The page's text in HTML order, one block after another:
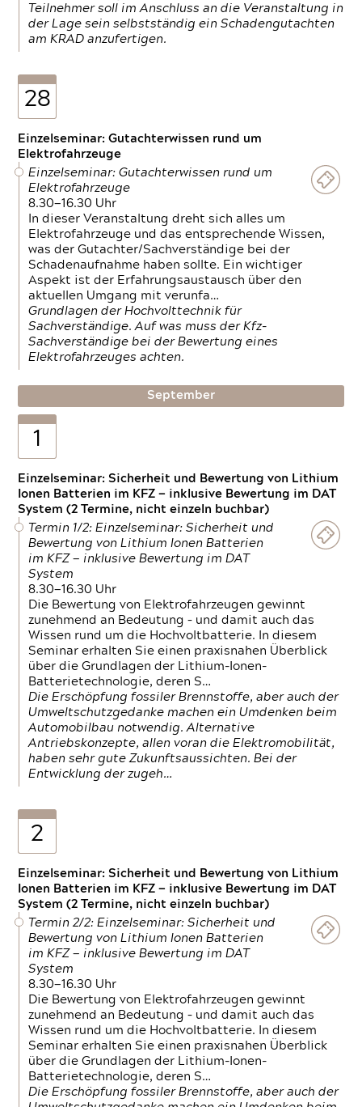
Teilnehmer soll im Anschluss an die Veranstaltung in
der Lage sein selbstständig ein Schadengutachten
am KRAD anzufertigen.
28
Einzelseminar: Gutachterwissen rund um
Elektrofahrzeuge
Einzelseminar: Gutachterwissen rund um
Elektrofahrzeuge
8.30—16.30 Uhr
In dieser Veranstaltung dreht sich alles um
Elektrofahrzeuge und das entsprechende Wissen,
was der Gutachter/Sachverständige bei der
Schadenaufnahme haben sollte. Ein wichtiger
Aspekt ist der Erfahrungsaustausch über den
aktuellen Umgang mit verunfa…
Grundlagen der Hochvolttechnik für
Sachverständige. Auf was muss der Kfz-
Sachverständige bei der Bewertung eines
Elektrofahrzeuges achten.
September
1
Einzelseminar: Sicherheit und Bewertung von Lithium
Ionen Batterien im KFZ — inklusive Bewertung im DAT
System (2 Termine, nicht einzeln buchbar)
Termin 1/2: Einzelseminar: Sicherheit und
Bewertung von Lithium Ionen Batterien
im KFZ — inklusive Bewertung im DAT
System
8.30—16.30 Uhr
Die Bewertung von Elektrofahrzeugen gewinnt
zunehmend an Bedeutung – und damit auch das
Wissen rund um die Hochvoltbatterie. In diesem
Seminar erhalten Sie einen praxisnahen Überblick
über die Grundlagen der Lithium-Ionen-
Batterietechnologie, deren S…
Die Erschöpfung fossiler Brennstoffe, aber auch der
Umweltschutzgedanke machen ein Umdenken beim
Automobilbau notwendig. Alternative
Antriebskonzepte, allen voran die Elektromobilität,
haben sehr gute Zukunftsaussichten. Bei der
Entwicklung der zugeh…
2
Einzelseminar: Sicherheit und Bewertung von Lithium
Ionen Batterien im KFZ — inklusive Bewertung im DAT
System (2 Termine, nicht einzeln buchbar)
Termin 2/2: Einzelseminar: Sicherheit und
Bewertung von Lithium Ionen Batterien
im KFZ — inklusive Bewertung im DAT
System
8.30—16.30 Uhr
Die Bewertung von Elektrofahrzeugen gewinnt
zunehmend an Bedeutung – und damit auch das
Wissen rund um die Hochvoltbatterie. In diesem
Seminar erhalten Sie einen praxisnahen Überblick
über die Grundlagen der Lithium-Ionen-
Batterietechnologie, deren S…
Die Erschöpfung fossiler Brennstoffe, aber auch der